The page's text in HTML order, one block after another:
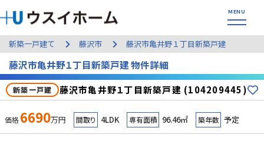
新築一戸建て 藤沢市 藤沢市亀井野１丁目新築戸建
藤沢市亀井野１丁目新築戸建 物件詳細
新築一戸建 藤沢市亀井野１丁目新築戸建 (104209445)
価格 6690万円 間取り 4LDK 専有面積 96.46㎡ 築年数 予定